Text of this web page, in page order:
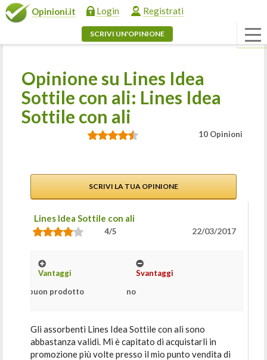
Opinioni.it Login Registrati
SCRIVI UN'OPINIONE
Opinione su Lines Idea
Sottile con ali: Lines Idea
Sottile con ali
10 Opinioni
SCRIVI LA TUA OPINIONE
Lines Idea Sottile con ali
4/5 22/03/2017
Vantaggi
buon prodotto
Svantaggi
no
Gli assorbenti Lines Idea Sottile con ali sono
abbastanza validi. Mi è capitato di acquistarli in
promozione più volte presso il mio punto vendita di